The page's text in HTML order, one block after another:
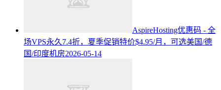
AspireHosting优惠码 - 全
场VPS永久7.4折，夏季促销特价$4.95/月，可选美国/德
国/印度机房2026-05-14